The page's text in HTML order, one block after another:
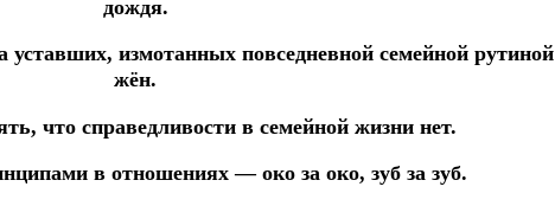
дождя.
измотанных повседневной семейной рутиной
жён.
что справедливости в семейной жизни нет.
в отношениях — око за око, зуб за зуб.